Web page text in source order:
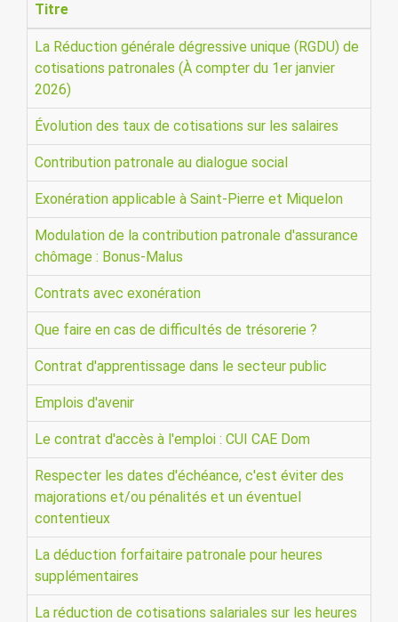
Titre
La Réduction générale dégressive unique (RGDU) de
cotisations patronales (À compter du 1er janvier
2026)
Évolution des taux de cotisations sur les salaires
Contribution patronale au dialogue social
Exonération applicable à Saint-Pierre et Miquelon
Modulation de la contribution patronale d'assurance
chômage : Bonus-Malus
Contrats avec exonération
Que faire en cas de difficultés de trésorerie ?
Contrat d'apprentissage dans le secteur public
Emplois d'avenir
Le contrat d'accès à l'emploi : CUI CAE Dom
Respecter les dates d'échéance, c'est éviter des
majorations et/ou pénalités et un éventuel
contentieux
La déduction forfaitaire patronale pour heures
supplémentaires
La réduction de cotisations salariales sur les heures